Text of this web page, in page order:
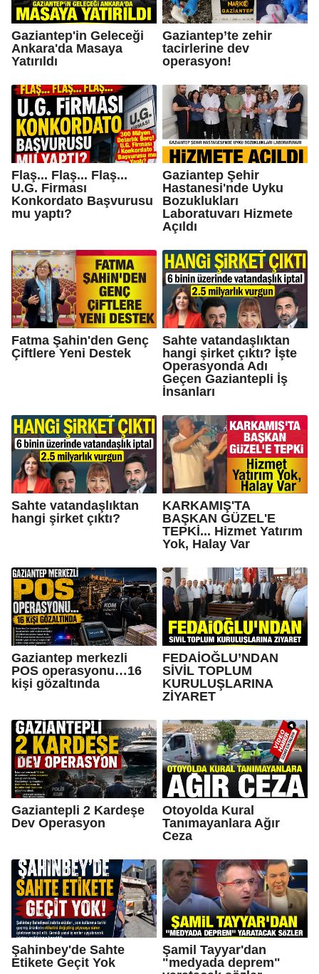
Gaziantep'in Geleceği
Ankara'da Masaya
Yatırıldı
Gaziantep’te zehir
tacirlerine dev
operasyon!
Flaş... Flaş... Flaş...
U.G. Firması
Konkordato Başvurusu
mu yaptı?
Gaziantep Şehir
Hastanesi'nde Uyku
Bozuklukları
Laboratuvarı Hizmete
Açıldı
Fatma Şahin'den Genç
Çiftlere Yeni Destek
Sahte vatandaşlıktan
hangi şirket çıktı? İşte
Operasyonda Adı
Geçen Gaziantepli İş
İnsanları
Sahte vatandaşlıktan
hangi şirket çıktı?
KARKAMIŞ'TA
BAŞKAN GÜZEL'E
TEPKİ... Hizmet Yatırım
Yok, Halay Var
Gaziantep merkezli
POS operasyonu…16
kişi gözaltında
FEDAİOĞLU’NDAN
SİVİL TOPLUM
KURULUŞLARINA
ZİYARET
Gaziantepli 2 Kardeşe
Dev Operasyon
Otoyolda Kural
Tanımayanlara Ağır
Ceza
Şahinbey'de Sahte
Etikete Geçit Yok
Şamil Tayyar'dan
"medyada deprem"